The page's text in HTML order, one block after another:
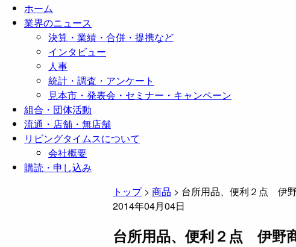
ホーム
業界のニュース
決算・業績・合併・提携など
インタビュー
人事
統計・調査・アンケート
見本市・発表会・セミナー・キャンペーン
組合・団体活動
流通・店舗・無店舗
リビングタイムスについて
会社概要
購読・申し込み
トップ> 商品 > 台所用品、便利２点 伊
2014年04月04日
台所用品、便利２点 伊野